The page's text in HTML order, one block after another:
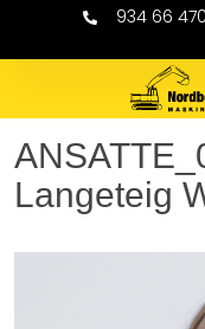
934 66 470
Langeteig